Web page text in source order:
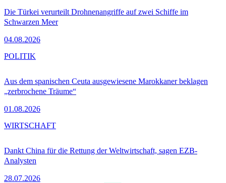
Die Türkei verurteilt Drohnenangriffe auf zwei Schiffe im
Schwarzen Meer
04.08.2026
Aus dem spanischen Ceuta ausgewiesene Marokkaner beklagen
„zerbrochene Träume“
01.08.2026
POLITIK
Dankt China für die Rettung der Weltwirtschaft, sagen EZB-
Analysten
28.07.2026
WIRTSCHAFT